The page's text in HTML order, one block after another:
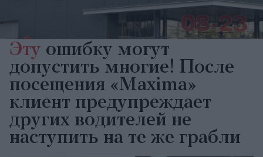
Эту ошибку могут
допустить многие! После
посещения «Maxima»
клиент предупреждает
других водителей не
наступить на те же грабли